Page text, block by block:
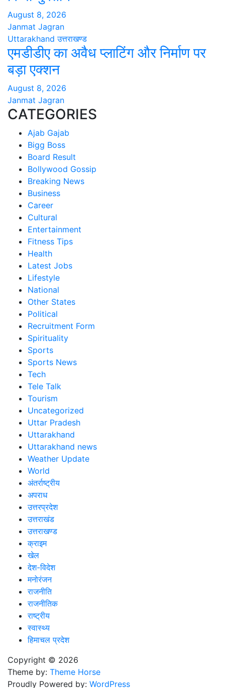
August 8, 2026
Janmat Jagran
Uttarakhand उत्तराखण्ड
एमडीडीए का अवैध प्लाटिंग और निर्माण पर
बड़ा एक्शन
August 8, 2026
Janmat Jagran
CATEGORIES
Ajab Gajab
Bigg Boss
Board Result
Bollywood Gossip
Breaking News
Business
Career
Cultural
Entertainment
Fitness Tips
Health
Latest Jobs
Lifestyle
National
Other States
Political
Recruitment Form
Spirituality
Sports
Sports News
Tech
Tele Talk
Tourism
Uncategorized
Uttar Pradesh
Uttarakhand
Uttarakhand news
Weather Update
World
अंतर्राष्ट्रीय
अपराध
उत्तरप्रदेश
उत्तराखंड
उत्तराखण्ड
क्राइम
खेल
देश-विदेश
मनोरंजन
राजनीति
राजनीतिक
राष्ट्रीय
स्वास्थ्य
हिमाचल प्रदेश
Copyright © 2026
Theme by: Theme Horse
Proudly Powered by: WordPress